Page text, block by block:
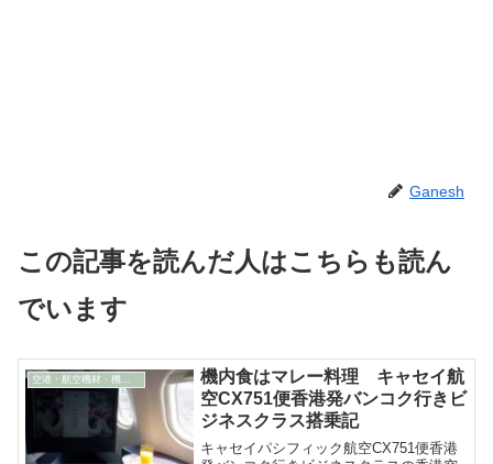
Ganesh
この記事を読んだ人はこちらも読ん
でいます
空港・航空機材・機内食
機内食はマレー料理 キャセイ航
空CX751便香港発バンコク行きビ
ジネスクラス搭乗記
キャセイパシフィック航空CX751便香港